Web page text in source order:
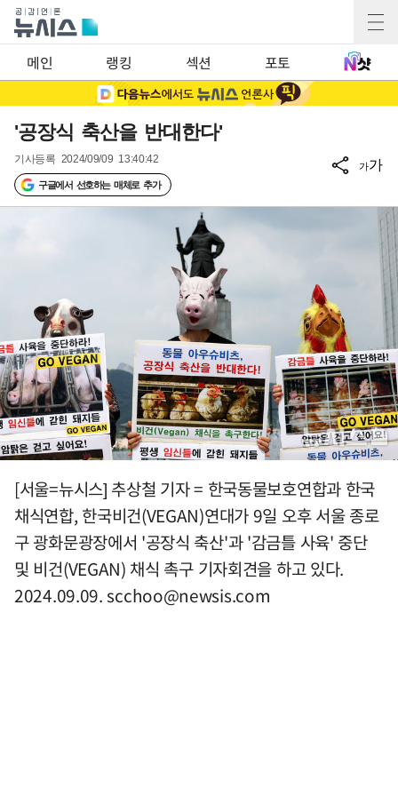
메인 랭킹 섹션 포토
'공장식 축산을 반대한다'
기사등록 2024/09/09 13:40:42
구글에서 선호하는 매체로 추가
가가
[서울=뉴시스] 추상철 기자 = 한국동물보호연합과 한국
채식연합, 한국비건(VEGAN)연대가 9일 오후 서울 종로
구 광화문광장에서 '공장식 축산'과 '감금틀 사육' 중단
및 비건(VEGAN) 채식 촉구 기자회견을 하고 있다.
2024.09.09.scchoo@newsis.com